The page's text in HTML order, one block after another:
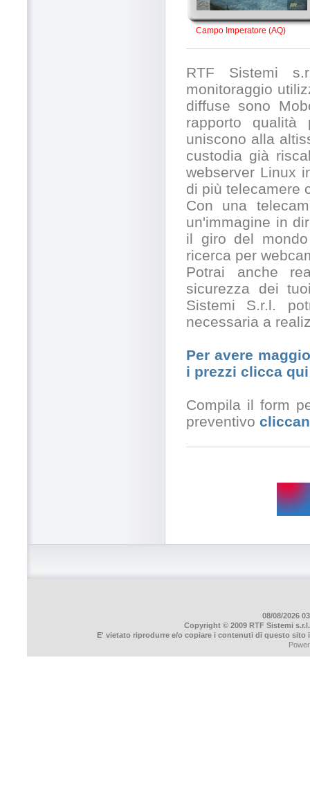
Campo Imperatore (AQ)
RTF Sistemi
monitoraggio
diffuse sono
rapporto qualità
uniscono alla
custodia già
webserver Linux
di più telecamere
Con una
un'immagine in
il giro del
ricerca per
Potrai anche
sicurezza dei
Sistemi S.r.l.
necessaria a
Per avere
i prezzi clicca qui
Compila il form
preventivo
08/08/2026
Copyright © 2009 RTF Sistemi
E' vietato riprodurre e/o copiare i contenuti di questo